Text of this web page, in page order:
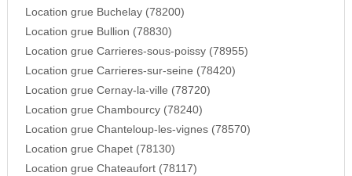
Location grue Buchelay (78200)
Location grue Bullion (78830)
Location grue Carrieres-sous-poissy (78955)
Location grue Carrieres-sur-seine (78420)
Location grue Cernay-la-ville (78720)
Location grue Chambourcy (78240)
Location grue Chanteloup-les-vignes (78570)
Location grue Chapet (78130)
Location grue Chateaufort (78117)